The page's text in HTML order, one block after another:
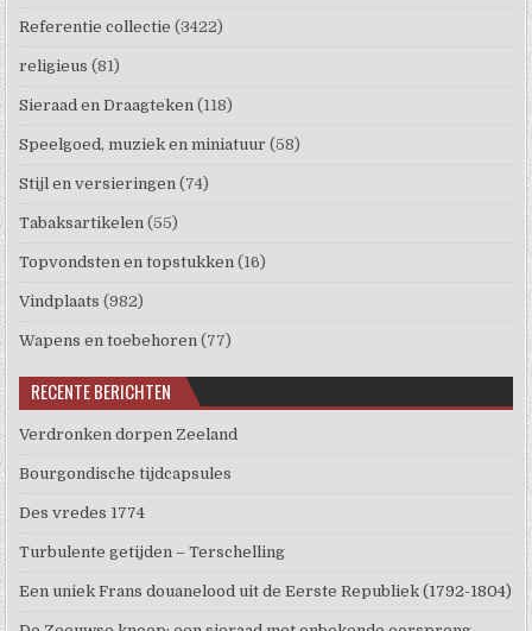
Referentie collectie (3422)
religieus (81)
Sieraad en Draagteken (118)
Speelgoed, muziek en miniatuur (58)
Stijl en versieringen (74)
Tabaksartikelen (55)
Topvondsten en topstukken (16)
Vindplaats (982)
Wapens en toebehoren (77)
RECENTE BERICHTEN
Verdronken dorpen Zeeland
Bourgondische tijdcapsules
Des vredes 1774
Turbulente getijden – Terschelling
Een uniek Frans douanelood uit de Eerste Republiek (1792-1804)